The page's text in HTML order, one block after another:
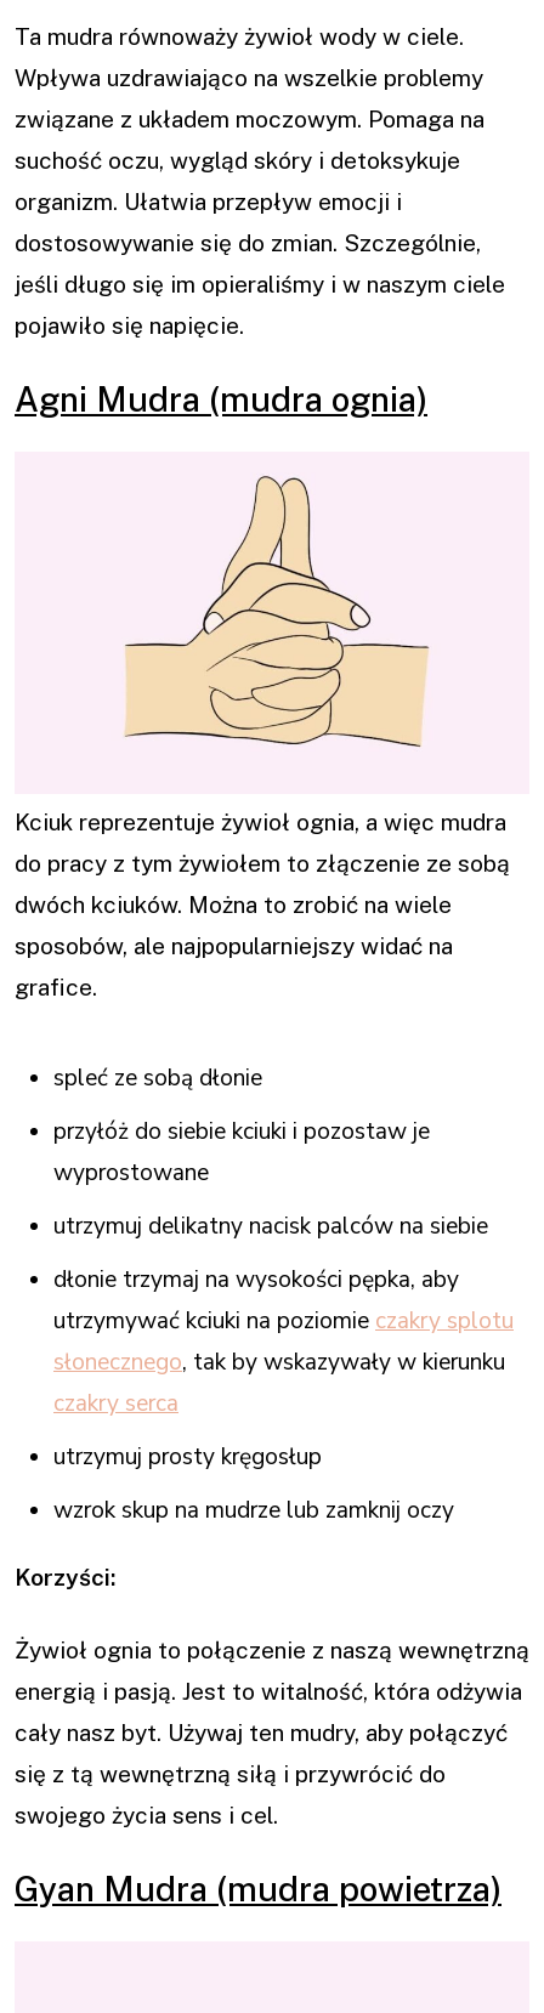
Ta mudra równoważy żywioł wody w ciele.
Wpływa uzdrawiająco na wszelkie problemy
związane z układem moczowym. Pomaga na
suchość oczu, wygląd skóry i detoksykuje
organizm. Ułatwia przepływ emocji i
dostosowywanie się do zmian. Szczególnie,
jeśli długo się im opieraliśmy i w naszym ciele
pojawiło się napięcie.
Agni Mudra (mudra ognia)
Kciuk reprezentuje żywioł ognia, a więc mudra
do pracy z tym żywiołem to złączenie ze sobą
dwóch kciuków. Można to zrobić na wiele
sposobów, ale najpopularniejszy widać na
grafice.
spleć ze sobą dłonie
przyłóż do siebie kciuki i pozostaw je
wyprostowane
utrzymuj delikatny nacisk palców na siebie
dłonie trzymaj na wysokości pępka, aby
utrzymywać kciuki na poziomie czakry splotu
słonecznego, tak by wskazywały w kierunku
czakry serca
utrzymuj prosty kręgosłup
wzrok skup na mudrze lub zamknij oczy
Korzyści:
Żywioł ognia to połączenie z naszą wewnętrzną
energią i pasją. Jest to witalność, która odżywia
cały nasz byt. Używaj ten mudry, aby połączyć
się z tą wewnętrzną siłą i przywrócić do
swojego życia sens i cel.
Gyan Mudra (mudra powietrza)